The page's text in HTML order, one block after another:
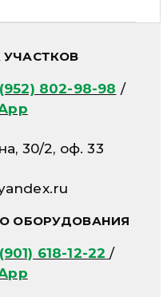
802-98-98 /
30/2, оф. 33
ОБОРУДОВАНИЯ
618-12-22 /